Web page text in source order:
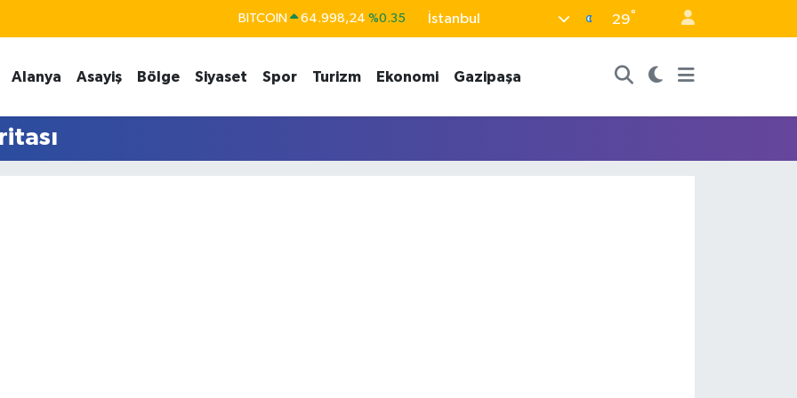
BITCOIN 64.998,24 %0.35
EURO 55,2510 %0.32
STERLİN 64,4811 %0.38
İstanbul 29°
Alanya Asayiş Bölge Siyaset Spor Turizm Ekonomi Gazipaşa